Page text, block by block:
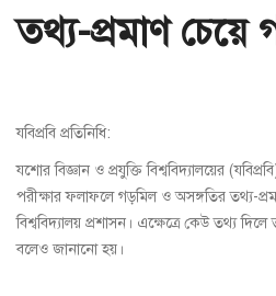
তথ্য-প্রমাণ চেয়ে
যবিপ্রবি প্রতিনিধি:
যশোর বিজ্ঞান ও প্রযুক্তি বিশ্ববিদ্যালয়ের
পরীক্ষার ফলাফলে গড়মিল ও অসঙ্গতির তথ্য-
বিশ্ববিদ্যালয় প্রশাসন। এক্ষেত্রে কেউ তথ্য
বলেও জানানো হয়।